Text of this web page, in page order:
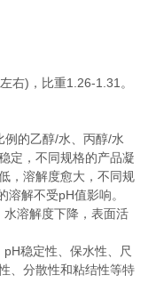
右)，比重1.26-1.31。
例的乙醇/水、丙醇/水
定，不同规格的产品凝
，溶解度愈大，不同规
解不受pH值影响。
溶解度下降，表面活
稳定性、保水性、尺
、分散性和粘结性等特